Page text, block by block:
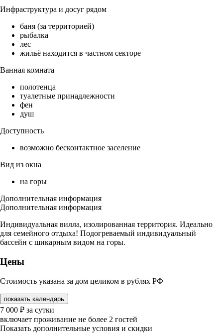
Инфраструктура и досуг рядом
баня (за территорией)
рыбалка
лес
жильё находится в частном секторе
Ванная комната
полотенца
туалетные принадлежности
фен
душ
Доступность
возможно бесконтактное заселение
Вид из окна
на горы
Дополнительная информация
Дополнительная информация
Индивидуальная вилла, изолированная территория. Идеально
для семейного отдыха! Подогреваемый индивидуальный
бассейн с шикарным видом на горы.
Цены
Стоимость указана за дом целиком в рублях РФ
показать календарь
7 000 ₽ за сутки
включает проживание не более 2 гостей
Показать дополнительные условия и скидки